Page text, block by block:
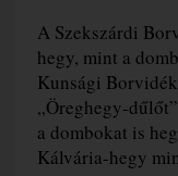
A Szekszárdi
hegy, mint a
Kunsági
„Öreghegy-
a dombokat is
Kálvária-hegy